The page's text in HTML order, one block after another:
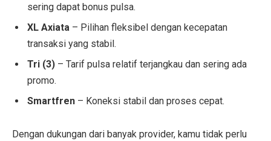
sering dapat bonus pulsa.
XL Axiata – Pilihan fleksibel dengan kecepatan
transaksi yang stabil.
Tri (3) – Tarif pulsa relatif terjangkau dan sering ada
promo.
Smartfren – Koneksi stabil dan proses cepat.
Dengan dukungan dari banyak provider, kamu tidak perlu